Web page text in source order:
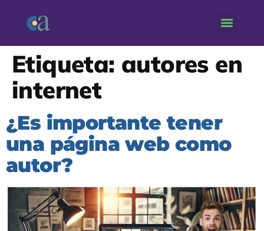
Etiqueta: autores en
internet
¿Es importante tener
una página web como
autor?